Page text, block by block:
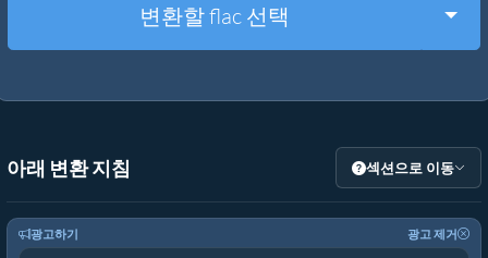
기타 도구
변환할 flac 선택
아래 변환 지침 섹션으로 이동
광고하기 광고 제거